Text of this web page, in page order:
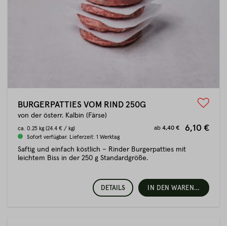
BURGERPATTIES VOM RIND 250G
von der österr. Kalbin (Färse)
ca. 0.25 kg (24.4 € / kg) ab 4,40 € 6,10 €
Sofort verfügbar. Lieferzeit: 1 Werktag
Saftig und einfach köstlich – Rinder Burgerpatties mit
leichtem Biss in der 250 g Standardgröße.
DETAILS IN DEN WARENKORB